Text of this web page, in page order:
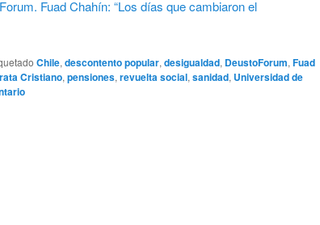
Chile,descontento popular,desigualdad, DeustoForum,Fuad
Cristiano,pensiones,revuelta social,sanidad, Universidad de